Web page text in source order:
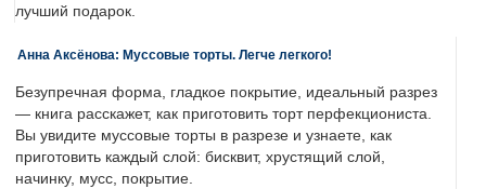
лучший подарок.
Анна Аксёнова: Муссовые торты. Легче легкого!
Безупречная форма, гладкое покрытие, идеальный разрез
— книга расскажет, как приготовить торт перфекциониста.
Вы увидите муссовые торты в разрезе и узнаете, как
приготовить каждый слой: бисквит, хрустящий слой,
начинку, мусс, покрытие.